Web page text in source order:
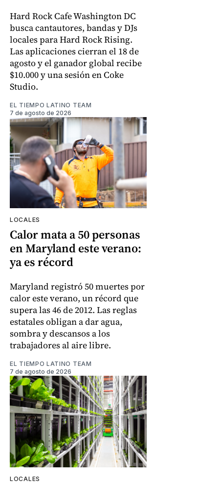
Hard Rock Cafe Washington DC
busca cantautores, bandas y DJs
locales para Hard Rock Rising.
Las aplicaciones cierran el 18 de
agosto y el ganador global recibe
$10.000 y una sesión en Coke
Studio.
EL TIEMPO LATINO TEAM
7 de agosto de 2026
LOCALES
Calor mata a 50 personas
en Maryland este verano:
ya es récord
Maryland registró 50 muertes por
calor este verano, un récord que
supera las 46 de 2012. Las reglas
estatales obligan a dar agua,
sombra y descansos a los
trabajadores al aire libre.
EL TIEMPO LATINO TEAM
7 de agosto de 2026
LOCALES